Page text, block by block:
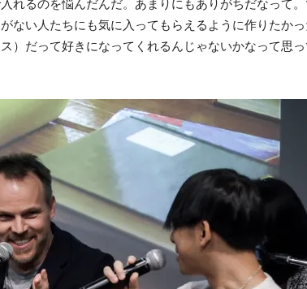
れるのを悩んだんだ。あまりにもありがちだなって
ない人たちにも気に入ってもらえるように作りたかっ
）だって好きになってくれるんじゃないかなって思っ